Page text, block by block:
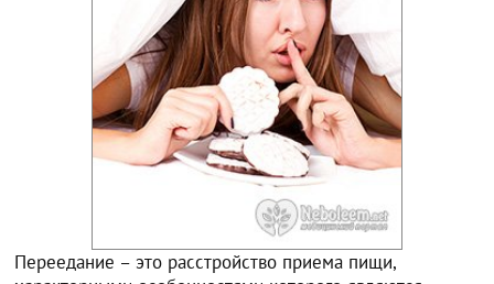
Переедание – это расстройство приема пищи,